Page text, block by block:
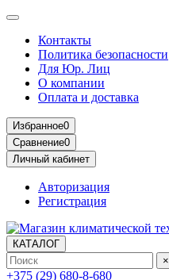
Контакты
Политика безопасности
Для Юр. Лиц
О компании
Оплата и доставка
Избранное0
Сравнение0
Личный кабинет
Авторизация
Регистрация
КАТАЛОГ
×
+375 (29) 680-8-680